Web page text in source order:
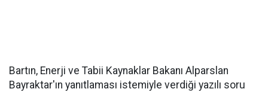
Bartın, Enerji ve Tabii Kaynaklar Bakanı Alparslan
Bayraktar'ın yanıtlaması istemiyle verdiği yazılı soru